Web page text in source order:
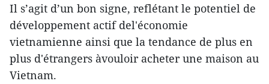
Il s’agit d’un bon signe, reflétant le potentiel de
développement actif del'économie
vietnamienne ainsi que la tendance de plus en
plus d'étrangers àvouloir acheter une maison au
Vietnam.